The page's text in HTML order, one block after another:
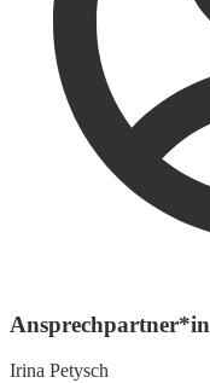
Ansprechpartner*in
Irina Petysch